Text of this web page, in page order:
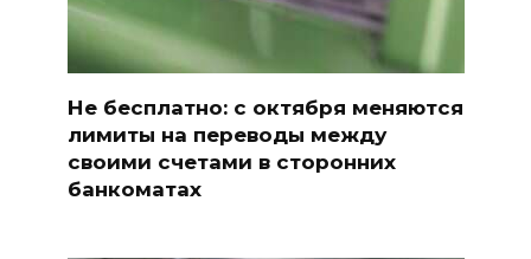
Не бесплатно: с октября меняются
лимиты на переводы между
своими счетами в сторонних
банкоматах